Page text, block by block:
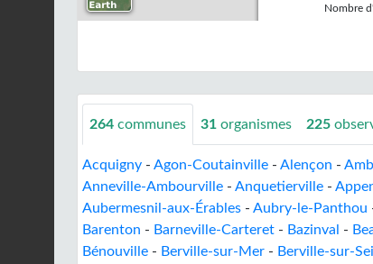
Nombre
264 communes 31 organismes 225
Acquigny - Agon-Coutainville - Alençon -
Anneville-Ambourville - Anquetierville -
Aubermesnil-aux-Érables - Aubry-le-Panthou
Barenton - Barneville-Carteret - Bazinval -
Bénouville - Berville-sur-Mer - Berville-sur-